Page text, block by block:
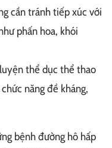
cần tránh tiếp xúc với
phấn hoa, khói
thể dục thể thao
năng đề kháng,
bệnh đường hô hấp